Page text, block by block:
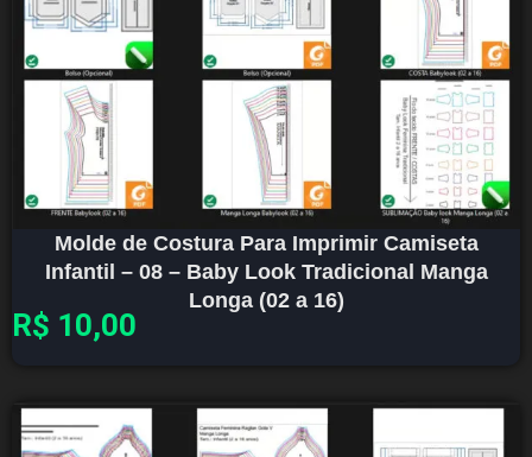
Molde de Costura Para Imprimir Camiseta
Infantil – 08 – Baby Look Tradicional Manga
Longa (02 a 16)
R$ 10,00